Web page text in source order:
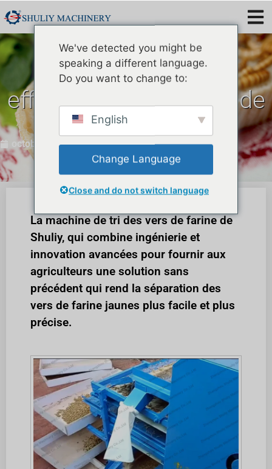
Comment trier
efficacement les vers de
farine jaunes ?
octobre 24, 2023
La machine de tri des vers de farine de
Shuliy, qui combine ingénierie et
innovation avancées pour fournir aux
agriculteurs une solution sans
précédent qui rend la séparation des
vers de farine jaunes plus facile et plus
précise.
We've detected you might be
speaking a different language.
Do you want to change to:
English
Change Language
Close and do not switch language